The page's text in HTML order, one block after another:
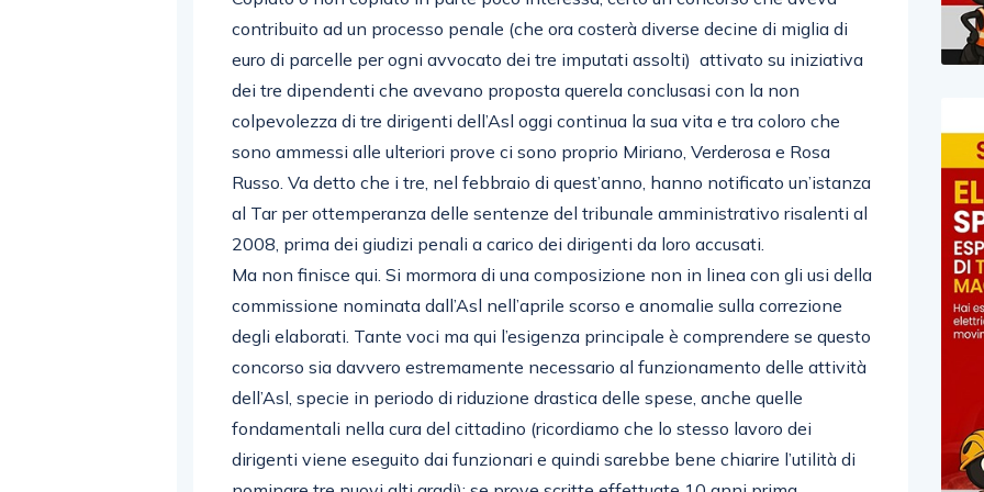
contribuito ad un processo penale (che ora costerà diverse decine di miglia di
euro di parcelle per ogni avvocato dei tre imputati assolti) attivato su iniziativa
dei tre dipendenti che avevano proposta querela conclusasi con la non
colpevolezza di tre dirigenti dell’Asl oggi continua la sua vita e tra coloro che
sono ammessi alle ulteriori prove ci sono proprio Miriano, Verderosa e Rosa
Russo. Va detto che i tre, nel febbraio di quest’anno, hanno notificato un’istanza
al Tar per ottemperanza delle sentenze del tribunale amministrativo risalenti al
2008, prima dei giudizi penali a carico dei dirigenti da loro accusati.
Ma non finisce qui. Si mormora di una composizione non in linea con gli usi della
commissione nominata dall’Asl nell’aprile scorso e anomalie sulla correzione
degli elaborati. Tante voci ma qui l’esigenza principale è comprendere se questo
concorso sia davvero estremamente necessario al funzionamento delle attività
dell’Asl, specie in periodo di riduzione drastica delle spese, anche quelle
fondamentali nella cura del cittadino (ricordiamo che lo stesso lavoro dei
dirigenti viene eseguito dai funzionari e quindi sarebbe bene chiarire l’utilità di